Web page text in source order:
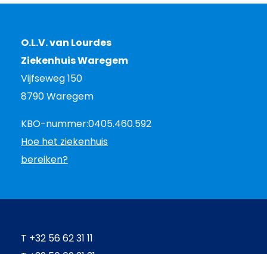
O.L.V. van Lourdes
Ziekenhuis Waregem
Vijfseweg 150
8790 Waregem
KBO-nummer:0405.460.592
Hoe het ziekenhuis
bereiken?
T +32 56 62 31 11